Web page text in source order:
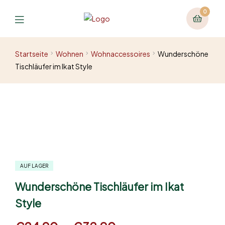
0
Startseite Wohnen Wohnaccessoires
Wunderschöne
Tischläufer im Ikat Style
AUF LAGER
Wunderschöne Tischläufer im Ikat
Style